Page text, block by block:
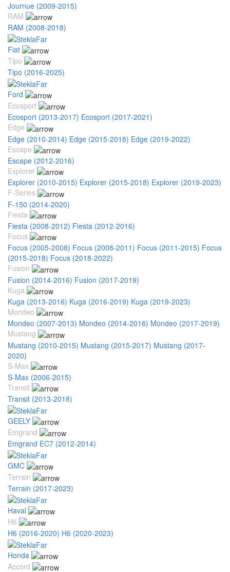
Journue (2009-2015)
RAM
RAM (2008-2018)
Fiat
Tipo
Tipo (2016-2025)
Ford
Ecosport
Ecosport (2013-2017) Ecosport (2017-2021)
Edge
Edge (2010-2014) Edge (2015-2018) Edge (2019-2022)
Escape
Escape (2012-2016)
Explorer
Explorer (2010-2015) Explorer (2015-2018) Explorer (2019-2023)
F-Series
F-150 (2014-2020)
Fiesta
Fiesta (2008-2012) Fiesta (2012-2016)
Focus
Focus (2005-2008) Focus (2008-2011) Focus (2011-2015) Focus
(2015-2018) Focus (2018-2022)
Fusion
Fusion (2014-2016) Fusion (2017-2019)
Kuga
Kuga (2013-2016) Kuga (2016-2019) Kuga (2019-2023)
Mondeo
Mondeo (2007-2013) Mondeo (2014-2016) Mondeo (2017-2019)
Mustang
Mustang (2010-2015) Mustang (2015-2017) Mustang (2017-
2020)
S-Max
S-Max (2006-2015)
Transit
Transit (2013-2018)
GEELY
Emgrand
Emgrand EC7 (2012-2014)
GMC
Terrain
Terrain (2017-2023)
Haval
H6
H6 (2016-2020) H6 (2020-2023)
Honda
Accord